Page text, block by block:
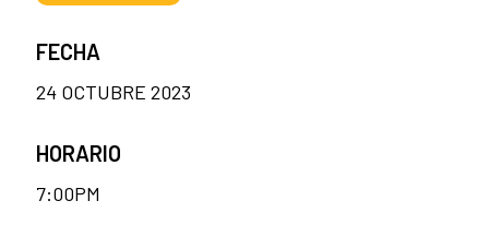
FECHA
24 OCTUBRE 2023
HORARIO
7:00PM